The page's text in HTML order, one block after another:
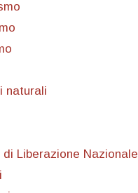
naturali
Liberazione Nazionale